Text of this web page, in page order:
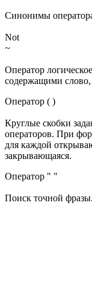
Синонимы
Not
~
Оператор
содержащими слово,
Оператор ( )
Круглые скобки
операторов. При
для каждой
закрывающаяся.
Оператор " "
Поиск точной